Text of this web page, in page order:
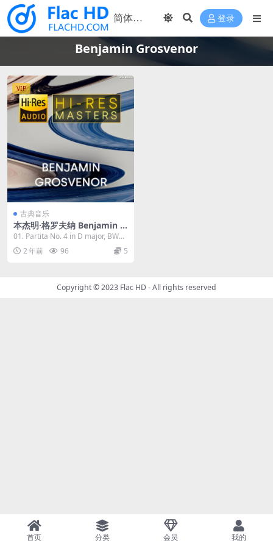
登录
Benjamin Grosvenor
VIP
古典音乐
本杰明·格罗夫纳 Benjamin G
rosvenor - Hi-Res Masters
2023 [24Bit/88.2kHz] [Hi-Re
s Flac 2.87GB]
01. Partita No. 4 in D major, BWV
828: I...
2 年前 96 5
Copyright © 2023 Flac HD- All rights reserved
首页 分类 会员 我的